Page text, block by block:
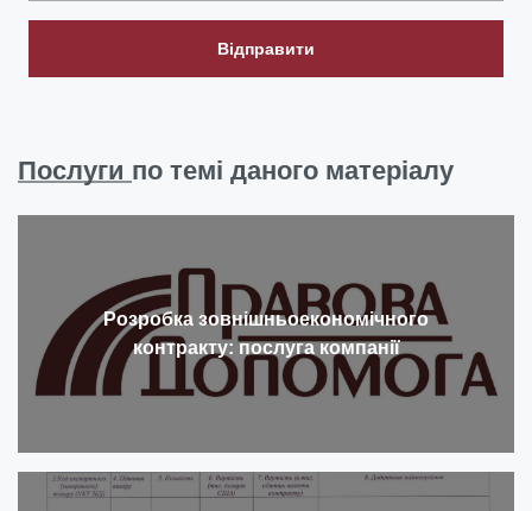
Відправити
Послуги по темі даного матеріалу
Розробка зовнішньоекономічного
контракту: послуга компанії